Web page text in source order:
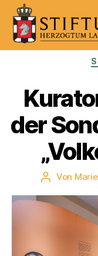
Kulturportal
Herzogtum
Lauenburg
der
Von